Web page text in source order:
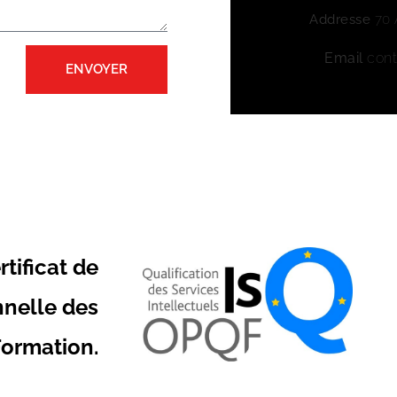
ENVOYER
Addresse 70
Email
de
des